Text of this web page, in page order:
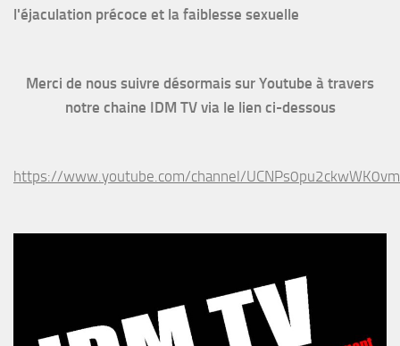
l'éjaculation précoce et la faiblesse sexuelle
Merci de nous suivre désormais sur Youtube à travers
notre chaine IDM TV via le lien ci-dessous
https://www.youtube.com/channel/